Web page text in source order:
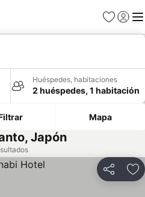
Favoritos
Iniciar
Huéspedes, habitaciones
2 huéspedes, 1 habitación
Mapa
Japón
Compartir